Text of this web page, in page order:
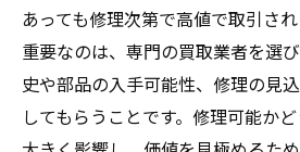
あっても修理次第で高値で取引され
重要なのは、専門の買取業者を選
史や部品の入手可能性、修理の見
してもらうことです。修理可能か